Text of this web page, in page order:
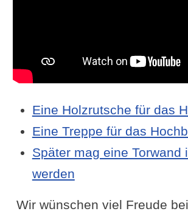
Eine Holzrutsche für das
Eine Treppe für das
Später mag eine Torwand
werden
Wir wünschen viel Freude